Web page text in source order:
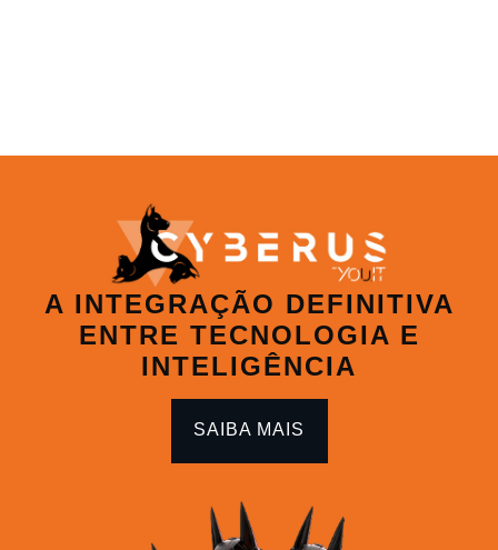
A INTEGRAÇÃO DEFINITIVA
ENTRE TECNOLOGIA E
INTELIGÊNCIA